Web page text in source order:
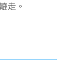
走。